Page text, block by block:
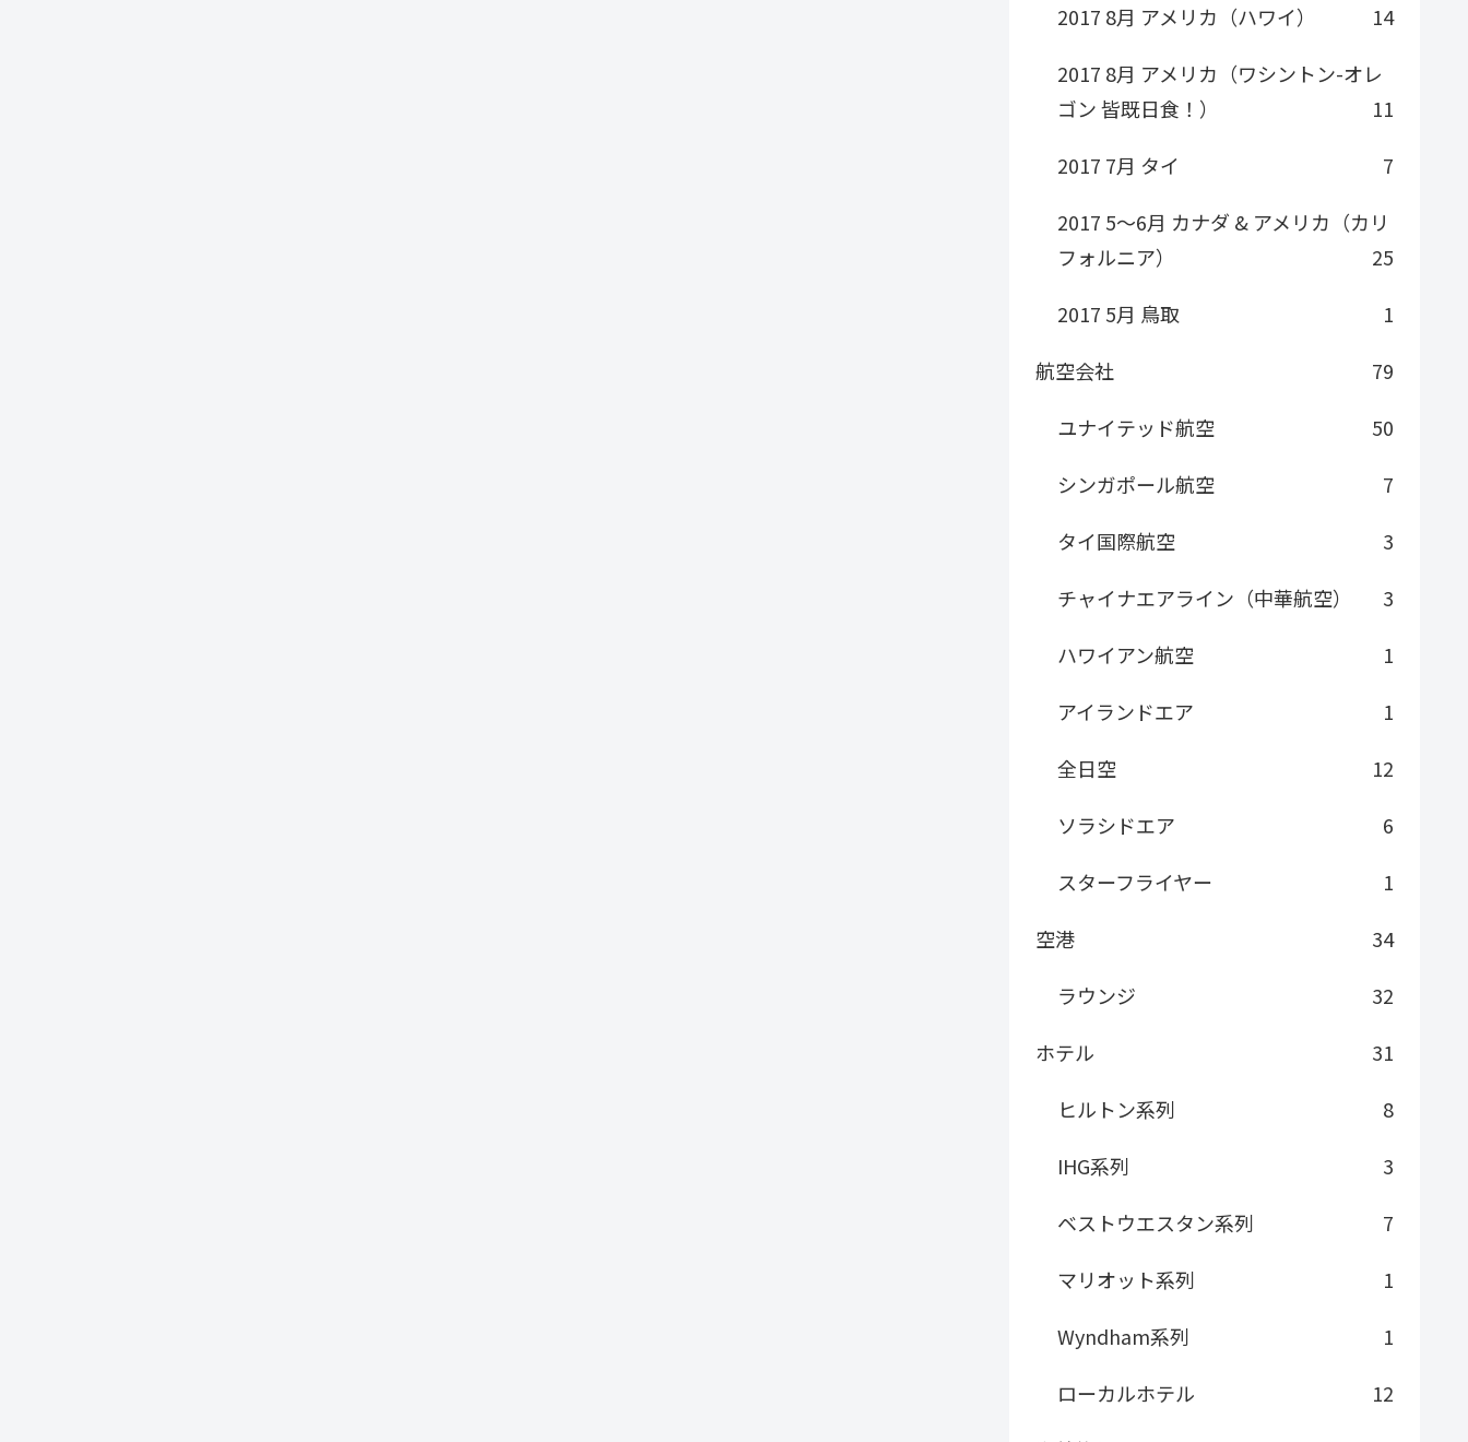
2017 8月 アメリカ（ハワイ）
14
2017 8月 アメリカ（ワシントン-オレ
ゴン 皆既日食！）
11
2017 7月 タイ
7
2017 5～6月 カナダ & アメリカ（カリ
フォルニア）
25
2017 5月 鳥取
1
航空会社
79
ユナイテッド航空
50
シンガポール航空
7
タイ国際航空
3
チャイナエアライン（中華航空）
3
ハワイアン航空
1
アイランドエア
1
全日空
12
ソラシドエア
6
スターフライヤー
1
空港
34
ラウンジ
32
ホテル
31
ヒルトン系列
8
IHG系列
3
ベストウエスタン系列
7
マリオット系列
1
Wyndham系列
1
ローカルホテル
12